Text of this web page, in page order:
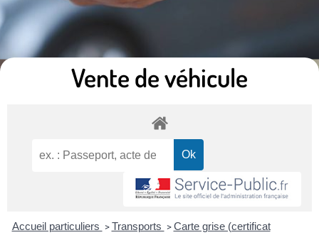
Vente de véhicule
Accueil particuliers > Transports > Carte grise (certificat